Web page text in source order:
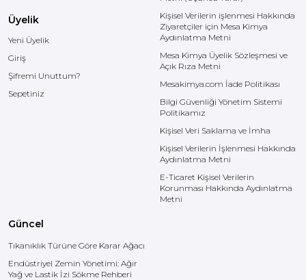
Üyelik
Yeni Üyelik
Giriş
Şifremi Unuttum?
Sepetiniz
Kişisel Verilerin işlenmesi Hakkında
Ziyaretçiler için Mesa Kimya
Aydınlatma Metni
Mesa Kimya Üyelik Sözleşmesi ve
Açık Rıza Metni
Mesakimya.com İade Politikası
Bilgi Güvenliği Yönetim Sistemi
Politikamız
Kişisel Veri Saklama ve İmha
Kişisel Verilerin İşlenmesi Hakkında
Aydınlatma Metni
E-Ticaret Kişisel Verilerin
Korunması Hakkında Aydınlatma
Metni
Güncel
Tıkanıklık Türüne Göre Karar Ağacı
Endüstriyel Zemin Yönetimi: Ağır
Yağ ve Lastik İzi Sökme Rehberi